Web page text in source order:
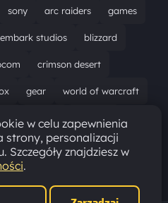
sony arc raiders games
embark studios blizzard
crimson desert
gear world of warcraft
bungie recenzja
aktualizacja pc
w celu zapewnienia
strony, personalizacji
Szczegóły znajdziesz w
.